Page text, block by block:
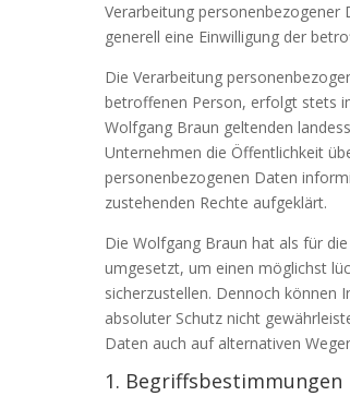
Verarbeitung personenbezogener
generell eine Einwilligung der
Die Verarbeitung
betroffenen Person, erfolgt stets
Wolfgang Braun geltenden
Unternehmen die Öffentlichkeit
personenbezogenen Daten
zustehenden Rechte aufgeklärt.
Die Wolfgang Braun hat als für
umgesetzt, um einen möglichst
sicherzustellen. Dennoch können
absoluter Schutz nicht
Daten auch auf alternativen
1. Begriffsbestimmungen